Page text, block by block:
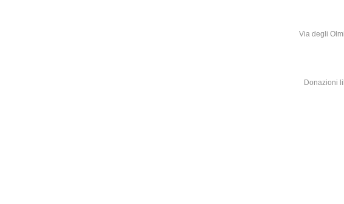
Via degli
Donazioni